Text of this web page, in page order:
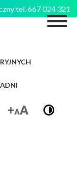
tel. 667 024 321